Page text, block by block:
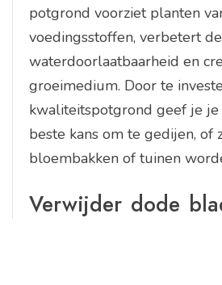
potgrond voorziet planten
voedingsstoffen, verbetert
waterdoorlaatbaarheid en
groeimedium. Door te
kwaliteitspotgrond geef je
beste kans om te gedijen, of
bloembakken of tuinen
Verwijder dode